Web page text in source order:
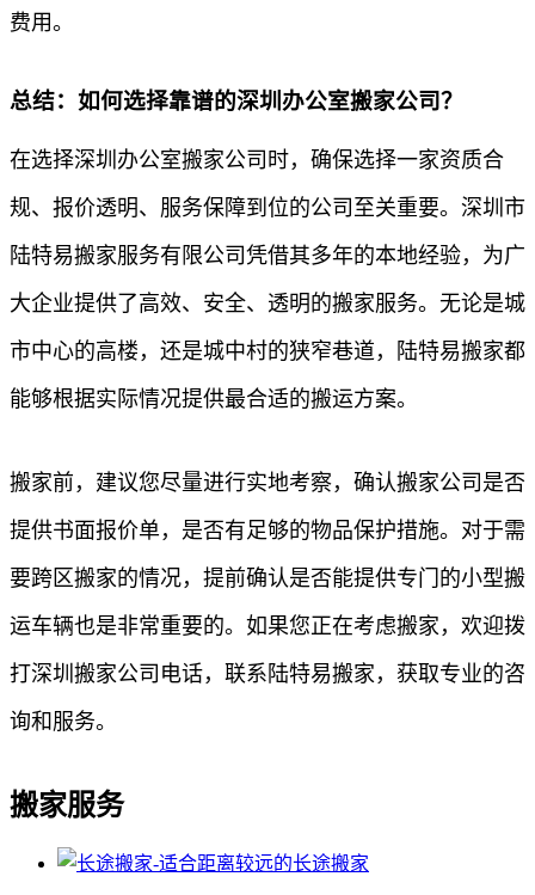
费用。
总结：如何选择靠谱的深圳办公室搬家公司？
在选择深圳办公室搬家公司时，确保选择一家资质合
规、报价透明、服务保障到位的公司至关重要。深圳市
陆特易搬家服务有限公司凭借其多年的本地经验，为广
大企业提供了高效、安全、透明的搬家服务。无论是城
市中心的高楼，还是城中村的狭窄巷道，陆特易搬家都
能够根据实际情况提供最合适的搬运方案。
搬家前，建议您尽量进行实地考察，确认搬家公司是否
提供书面报价单，是否有足够的物品保护措施。对于需
要跨区搬家的情况，提前确认是否能提供专门的小型搬
运车辆也是非常重要的。如果您正在考虑搬家，欢迎拨
打深圳搬家公司电话，联系陆特易搬家，获取专业的咨
询和服务。
搬家服务